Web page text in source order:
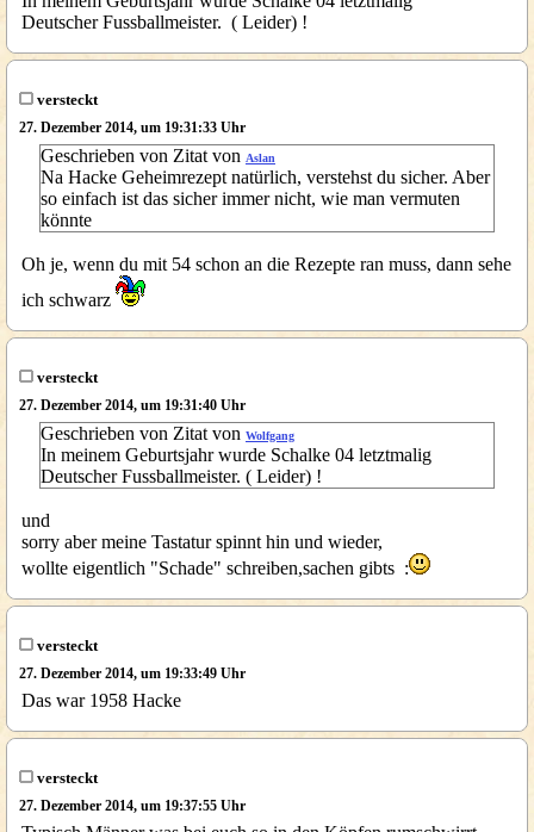
Deutscher Fussballmeister. ( Leider) !
versteckt
27. Dezember 2014, um 19:31:33 Uhr
Geschrieben von Zitat von Aslan
Na Hacke Geheimrezept natürlich, verstehst du sicher. Aber
so einfach ist das sicher immer nicht, wie man vermuten
könnte
Oh je, wenn du mit 54 schon an die Rezepte ran muss, dann sehe
ich schwarz
versteckt
27. Dezember 2014, um 19:31:40 Uhr
Geschrieben von Zitat von Wolfgang
In meinem Geburtsjahr wurde Schalke 04 letztmalig
Deutscher Fussballmeister. ( Leider) !
und
sorry aber meine Tastatur spinnt hin und wieder,
wollte eigentlich "Schade" schreiben,sachen gibts :
versteckt
27. Dezember 2014, um 19:33:49 Uhr
Das war 1958 Hacke
versteckt
27. Dezember 2014, um 19:37:55 Uhr